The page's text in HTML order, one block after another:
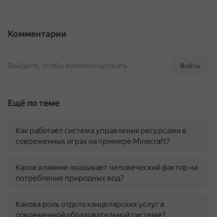
Комментарии
Войти
Войдите, чтобы комментировать
Ещё по теме
Как работает система управления ресурсами в
современных играх на примере Minecraft?
Какое влияние оказывает человеческий фактор на
потребление природных вод?
Какова роль отдела канцелярских услуг в
современной образовательной системе?